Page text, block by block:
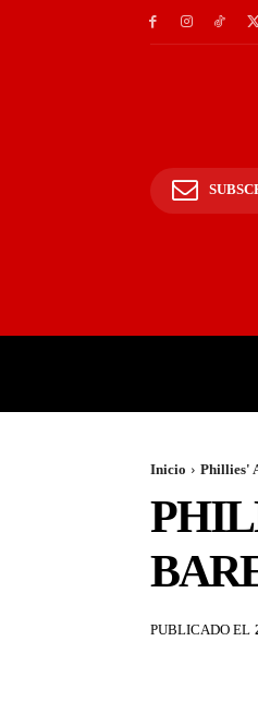
Inicio Phillies'
PUBLICADO EL